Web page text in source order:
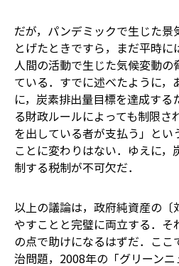
だが，パンデミックで生じた景
とげたときですら，まだ平時に
人間の活動で生じた気候変動の
ている．すでに述べたように
に，炭素排出量目標を達成する
る財政ルールによっても制限さ
を出している者が支払う」とい
ことに変わりはない．ゆえに
制する税制が不可欠だ．
以上の議論は，政府純資産の〔
やすことと完璧に両立する．そ
の点で助けになるはずだ．こ
治問題，2008年の「グリーン